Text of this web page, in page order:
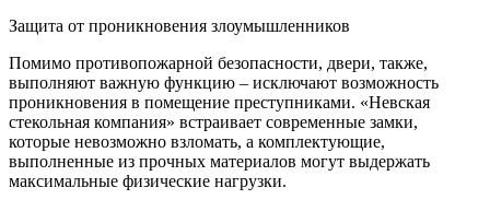
Защита от проникновения злоумышленников
Помимо противопожарной безопасности, двери, также,
выполняют важную функцию – исключают возможность
проникновения в помещение преступниками. «Невская
стекольная компания» встраивает современные замки,
которые невозможно взломать, а комплектующие,
выполненные из прочных материалов могут выдержать
максимальные физические нагрузки.